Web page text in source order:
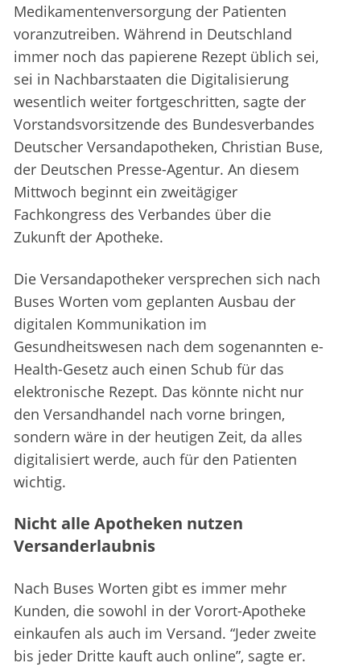
Medikamentenversorgung der Patienten
voranzutreiben. Während in Deutschland
immer noch das papierene Rezept üblich sei,
sei in Nachbarstaaten die Digitalisierung
wesentlich weiter fortgeschritten, sagte der
Vorstandsvorsitzende des Bundesverbandes
Deutscher Versandapotheken, Christian Buse,
der Deutschen Presse-Agentur. An diesem
Mittwoch beginnt ein zweitägiger
Fachkongress des Verbandes über die
Zukunft der Apotheke.
Die Versandapotheker versprechen sich nach
Buses Worten vom geplanten Ausbau der
digitalen Kommunikation im
Gesundheitswesen nach dem sogenannten e-
Health-Gesetz auch einen Schub für das
elektronische Rezept. Das könnte nicht nur
den Versandhandel nach vorne bringen,
sondern wäre in der heutigen Zeit, da alles
digitalisiert werde, auch für den Patienten
wichtig.
Nicht alle Apotheken nutzen
Versanderlaubnis
Nach Buses Worten gibt es immer mehr
Kunden, die sowohl in der Vorort-Apotheke
einkaufen als auch im Versand. “Jeder zweite
bis jeder Dritte kauft auch online”, sagte er.